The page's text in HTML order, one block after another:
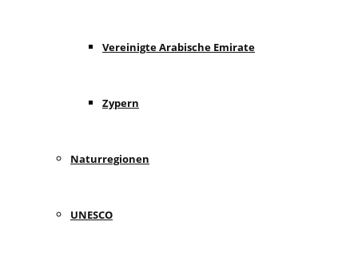
Vereinigte Arabische Emirate
Zypern
Naturregionen
UNESCO